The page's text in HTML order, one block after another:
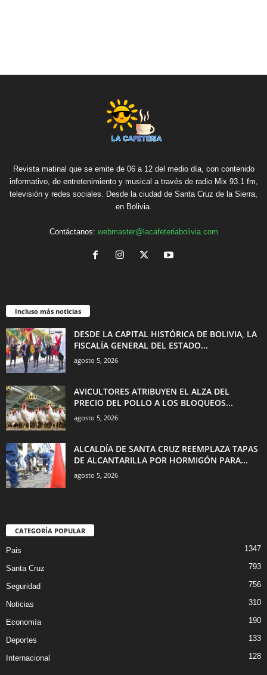
Revista matinal que se emite de 06 a 12 del medio día, con contenido
informativo, de entretenimiento y musical a través de radio Mix 93.1 fm,
televisión y redes sociales. Desde la ciudad de Santa Cruz de la Sierra,
en Bolivia.
Contáctanos: webmaster@lacafeteriabolivia.com
Incluso más noticias
DESDE LA CAPITAL HISTÓRICA DE BOLIVIA, LA
FISCALÍA GENERAL DEL ESTADO...
agosto 5, 2026
AVICULTORES ATRIBUYEN EL ALZA DEL
PRECIO DEL POLLO A LOS BLOQUEOS...
agosto 5, 2026
ALCALDÍA DE SANTA CRUZ REEMPLAZA TAPAS
DE ALCANTARILLA POR HORMIGÓN PARA...
agosto 5, 2026
CATEGORÍA POPULAR
Pais 1347
Santa Cruz 793
Seguridad 756
Noticias 310
Economía 190
Deportes 133
Internacional 128